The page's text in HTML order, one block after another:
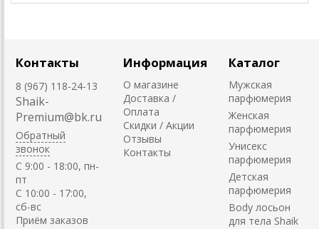
Контакты
8 (967) 118-24-13
Shaik-
Premium@bk.ru
Обратный
звонок
C 9:00 - 18:00, пн-
пт
С 10:00 - 17:00,
сб-вс
Приём заказов
Информация
О магазине
Доставка /
Оплата
Скидки / Акции
Отзывы
Контакты
Каталог
Мужская
парфюмерия
Женская
парфюмерия
Унисекс
парфюмерия
Детская
парфюмерия
Body лосьон
для тела Shaik